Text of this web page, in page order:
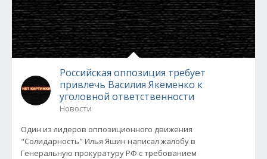
Российская оппозиция требует
привлечь Василия Якеменко к
уголовной ответственности
Новости
Один из лидеров оппозиционного движения
"Солидарность" Илья Яшин написал жалобу в
Генеральную прокуратуру РФ с требованием